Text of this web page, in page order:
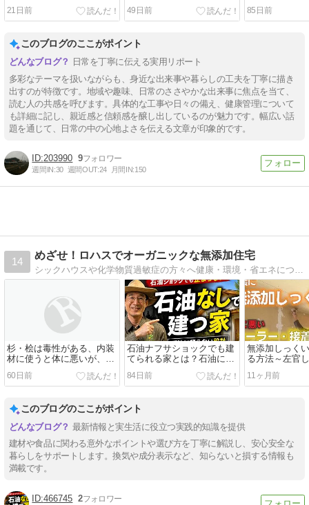
21日前
49日前 85日前
このブログのここがポイント
日常を丁寧に伝える実用リポート
多彩なテーマを扱いながらも、身近な出来事や暮らしの工夫を丁寧に描き
出すのが特徴です。地域や趣味、日常のささやかな出来事に焦点を当て、
読む人の共感を呼びます。具体的な工事や日々の備え、健康管理について
も詳細に記し、親近感と信頼感を醸し出しているのが魅力です。幅広い話
題を通じて、日常の中の心地よさを伝える文章が印象的です。
203990 9
週間IN:30 週間OUT:24 月間IN:150
14
めざせ！ロハスでオーガニックな無添加住宅
シックハウスや化学物質過敏症の方々へ健康・環境・省エネについて究極を目指します
杉・桧は毒性がある、内装
材に使うと体に悪いが、構
造材に使おう
60日前
石油ナフサショックでも建
てられる家とは？石油に頼
らない設計
84日前
無添加しっく
る方法～左官
11ヶ月前
このブログのここがポイント
最新情報と実生活に役立つ実践的知識を提供
建材や食品に関わる意外なポイントや選び方を丁寧に解説し、安心安全な
暮らしをサポートします。換気や成分表示など、知らないと損する情報も
満載です。
466745 2